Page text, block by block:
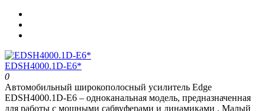
EDSH4000.1D-E6*
0
Автомобильный широкополосный усилитель Edge
EDSH4000.1D-E6 – одноканальная модель, предназначенная
для работы с мощными сабвуферами и динамиками . Малый